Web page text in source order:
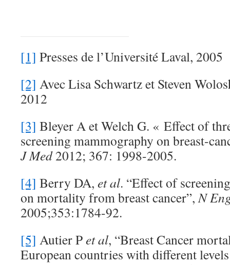
[1] Presses de l’Université Laval, 2005
[2] Avec Lisa Schwartz et Steven
2012
[3] Bleyer A et Welch G. « Effect of
screening mammography on breast-
J Med2012; 367: 1998-2005.
[4] Berry DA, et al. “Effect of
on mortality from breast cancer”,N
2005;353:1784-92.
[5] Autier Pet al, “Breast Cancer
European countries with different